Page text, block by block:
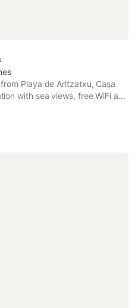
a 3,5 km. En el
bar, gimnasio y ping-
Playa de Aritzatxu, Casa
with sea views, free WiFi and
32 km from Catedral de